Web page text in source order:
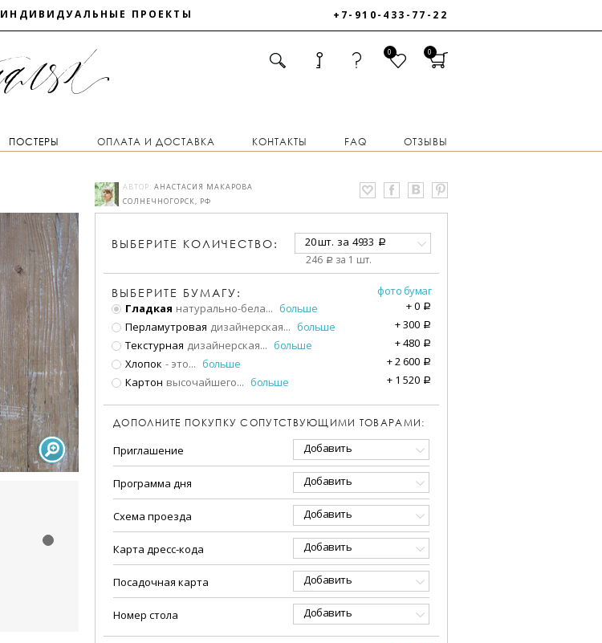
ИНДИВИДУАЛЬНЫЕ ПРОЕКТЫ +7-910-433-77-22
0 0
ПОСТЕРЫ ОПЛАТА И ДОСТАВКА КОНТАКТЫ FAQ ОТЗЫВЫ
АВТОР: АНАСТАСИЯ МАКАРОВА
СОЛНЕЧНОГОРСК, РФ
ВЫБЕРИТЕ КОЛИЧЕСТВО: 20 шт. за 4933 a
246 a за 1 шт.
ВЫБЕРИТЕ БУМАГУ:
фото бумаг
Гладкая натурально-бела... больше +0 a
Перламутровая дизайнерская... больше +300 a
Текстурная дизайнерская... больше +480 a
Хлопок - это... больше +2 600 a
Картон высочайшего... больше + 1 520 a
ДОПОЛНИТЕ ПОКУПКУ СОПУТСТВУЮЩИМИ ТОВАРАМИ:
Приглашение Добавить
Программа дня Добавить
Схема проезда Добавить
Карта дресс-кода Добавить
Посадочная карта Добавить
Номер стола Добавить